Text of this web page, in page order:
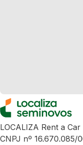
LOCALIZA Rent a
CNPJ nº 16.670.085/